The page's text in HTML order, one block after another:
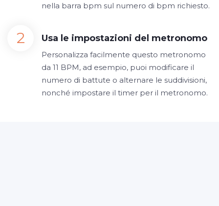
nella barra bpm sul numero di bpm richiesto.
Usa le impostazioni del metronomo
Personalizza facilmente questo metronomo
da 11 BPM, ad esempio, puoi modificare il
numero di battute o alternare le suddivisioni,
nonché impostare il timer per il metronomo.